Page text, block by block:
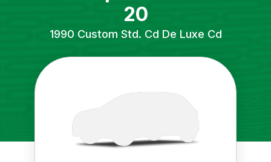
20
1990 Custom Std. Cd De Luxe Cd